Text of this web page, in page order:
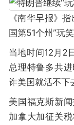
《南华早报》
国第51个州”玩
当地时间12月2
总理特鲁多共
诈美国就活不下
美国福克斯新
加拿大加征关